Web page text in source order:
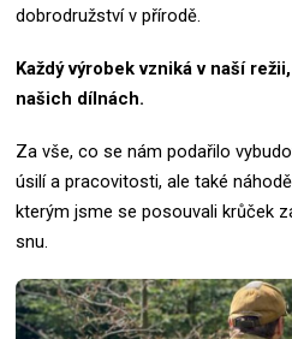
dobrodružství v přírodě.
Každý výrobek vzniká v naší
našich dílnách.
Za vše, co se nám podařilo
úsilí a pracovitosti, ale také
kterým jsme se posouvali krůček
snu.